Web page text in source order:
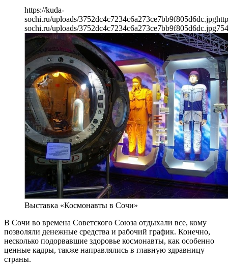
https://kuda-
sochi.ru/uploads/3752dc4c7234c6a273ce7bb9f805d6dc.jpg
sochi.ru/uploads/3752dc4c7234c6a273ce7bb9f805d6dc.jpg754
Выставка «Космонавты в Сочи»
В Сочи во времена Советского Союза отдыхали все, кому
позволяли денежные средства и рабочий график. Конечно,
несколько подорвавшие здоровье космонавты, как особенно
ценные кадры, также направлялись в главную здравницу
страны.